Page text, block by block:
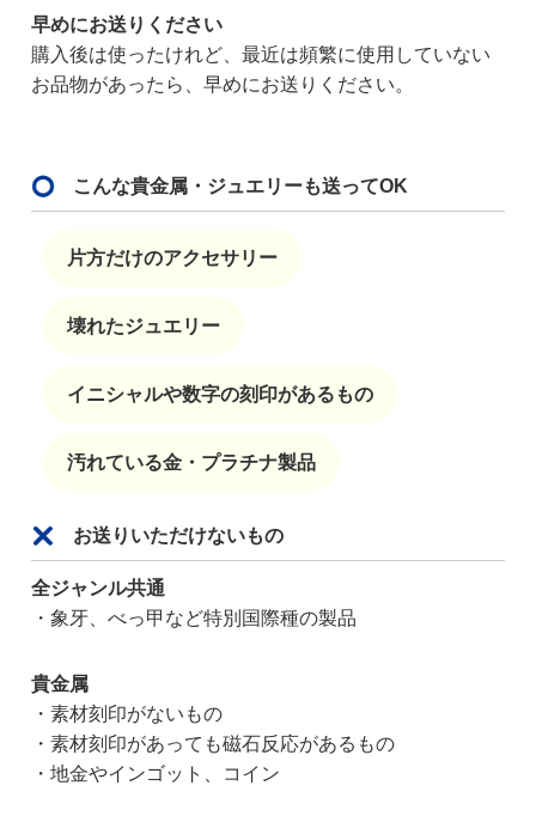
早めにお送りください
購入後は使ったけれど、最近は頻繁に使用していない
お品物があったら、早めにお送りください。
こんな貴金属・ジュエリーも送ってOK
片方だけのアクセサリー
壊れたジュエリー
イニシャルや数字の刻印があるもの
汚れている金・プラチナ製品
お送りいただけないもの
全ジャンル共通
・象牙、べっ甲など特別国際種の製品
貴金属
・素材刻印がないもの
・素材刻印があっても磁石反応があるもの
・地金やインゴット、コイン